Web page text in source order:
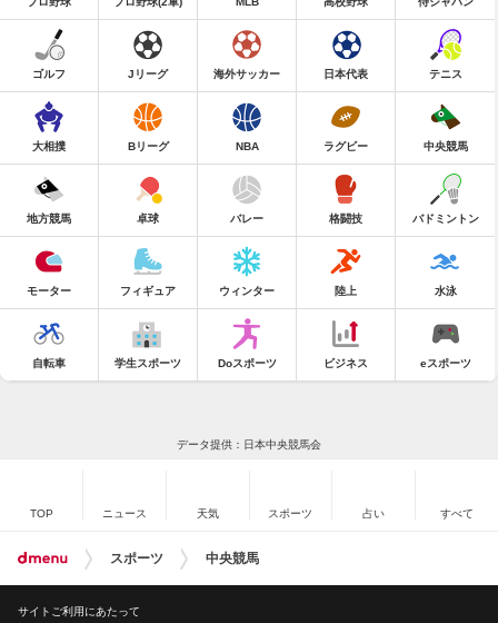
ゴルフ Jリーグ 海外サッカー 日本代表 テニス
大相撲 Bリーグ NBA ラグビー 中央競馬
地方競馬 卓球 バレー 格闘技 バドミントン
モーター フィギュア ウィンター 陸上 水泳
自転車 学生スポーツ Doスポーツ ビジネス eスポーツ
データ提供：日本中央競馬会
TOP ニュース 天気 スポーツ 占い すべて
スポーツ 中央競馬
サイトご利用にあたって